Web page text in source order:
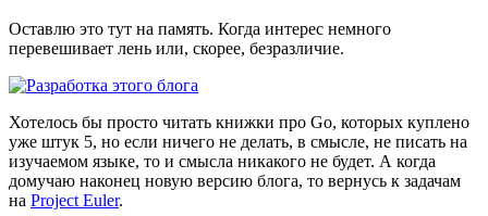
Оставлю это тут на память. Когда интерес немного
перевешивает лень или, скорее, безразличие.
Хотелось бы просто читать книжки про Go, которых куплено
уже штук 5, но если ничего не делать, в смысле, не писать на
изучаемом языке, то и смысла никакого не будет. А когда
домучаю наконец новую версию блога, то вернусь к задачам
на Project Euler.